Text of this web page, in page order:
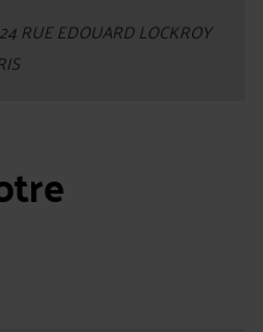
24 RUE EDOUARD LOCKROY